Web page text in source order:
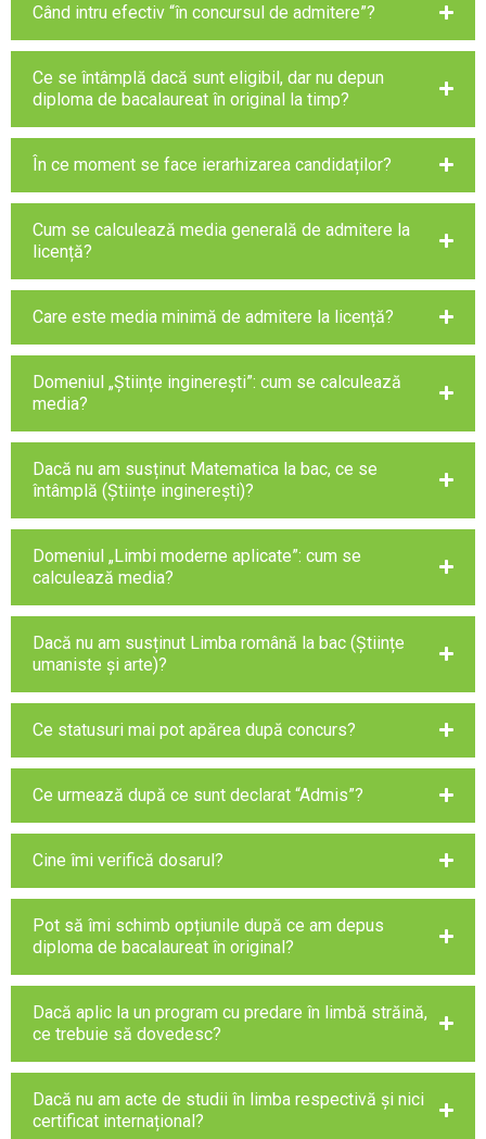
Când intru efectiv “în concursul de admitere”?
Ce se întâmplă dacă sunt eligibil, dar nu depun
diploma de bacalaureat în original la timp?
În ce moment se face ierarhizarea candidaților?
Cum se calculează media generală de admitere la
licență?
Care este media minimă de admitere la licență?
Domeniul „Științe inginerești”: cum se calculează
media?
Dacă nu am susținut Matematica la bac, ce se
întâmplă (Științe inginerești)?
Domeniul „Limbi moderne aplicate”: cum se
calculează media?
Dacă nu am susținut Limba română la bac (Științe
umaniste și arte)?
Ce statusuri mai pot apărea după concurs?
Ce urmează după ce sunt declarat “Admis”?
Cine îmi verifică dosarul?
Pot să îmi schimb opțiunile după ce am depus
diploma de bacalaureat în original?
Dacă aplic la un program cu predare în limbă străină,
ce trebuie să dovedesc?
Dacă nu am acte de studii în limba respectivă și nici
certificat internațional?